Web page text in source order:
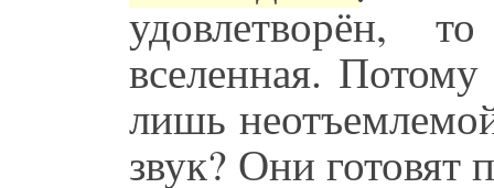
удовлетворён,
вселенная. Потому
лишь
звук? Они готовят